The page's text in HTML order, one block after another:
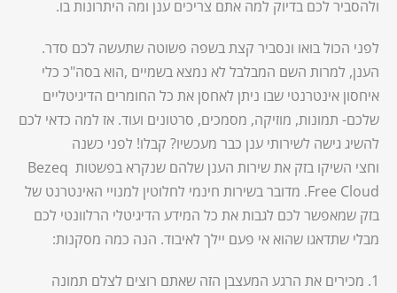
ולהסביר לכם בדיוק למה אתם צריכים ענן ומה היתרונות בו.
לפני הכול בואו ונסביר קצת בשפה פשוטה שתעשה לכם סדר.
הענן, למרות השם המבלבל לא נמצא בשמיים ,הוא בסה"כ כלי
איחסון אינטרנטי שבו ניתן לאחסן את כל החומרים הדיגיטליים
שלכם- תמונות, מוזיקה, מסמכים, סרטונים ועוד. אז למה כדאי לכם
להשיג גישה לשירותי ענן כבר מעכשיו? קבלו! לפני כשנה
וחצי השיקו בזק את שירות הענן שלהם שנקרא בפשטות Bezeq
Free Cloud. מדובר בשירות חינמי לחלוטין למנויי האינטרנט של
בזק שמאפשר לכם לגבות את כל המידע הדיגיטלי הרלוונטי לכם
מבלי שתדאגו שהוא אי פעם יילך לאיבוד. הנה כמה מסקנות:
1. מכירים את הרגע המעצבן הזה שאתם רוצים לצלם תמונה